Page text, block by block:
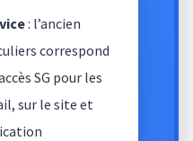
: l’ancien
correspond
SG pour les
sur le site et